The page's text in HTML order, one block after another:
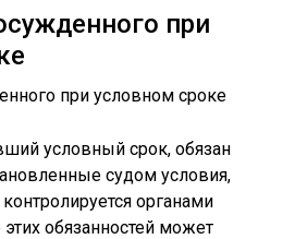
при
условный срок, обязан
судом условия,
органами
обязанностей может